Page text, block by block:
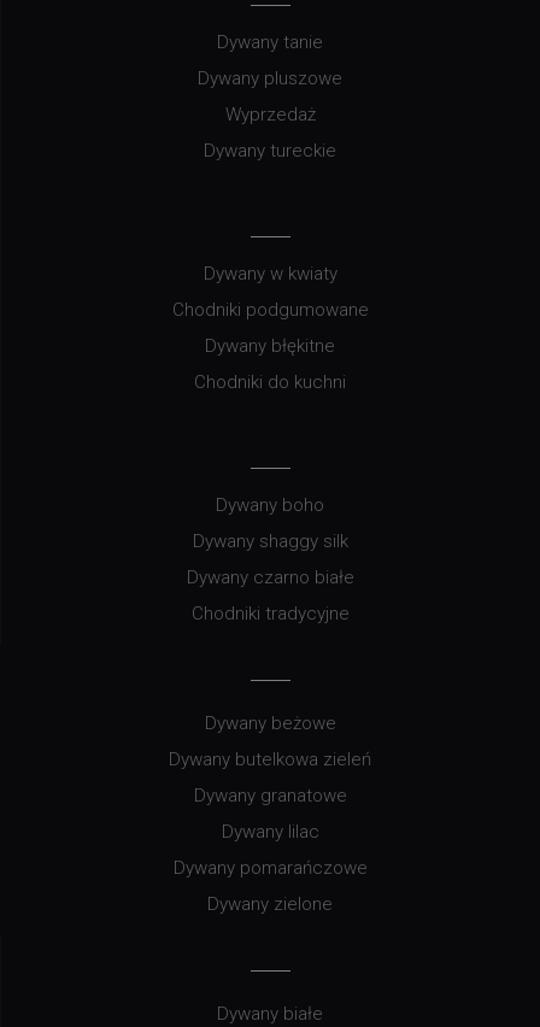
Dywany tanie
Dywany pluszowe
Wyprzedaż
Dywany tureckie
Dywany w kwiaty
Chodniki podgumowane
Dywany błękitne
Chodniki do kuchni
Dywany boho
Dywany shaggy silk
Dywany czarno białe
Chodniki tradycyjne
Dywany beżowe
Dywany butelkowa zieleń
Dywany granatowe
Dywany lilac
Dywany pomarańczowe
Dywany zielone
Dywany białe